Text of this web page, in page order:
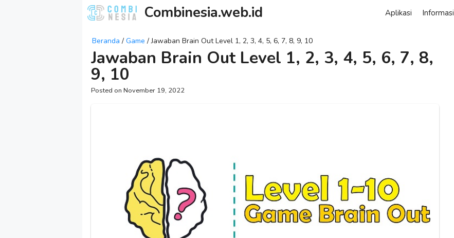
Combinesia.web.id Aplikasi Informasi
Beranda / Game /Jawaban Brain Out Level 1, 2, 3, 4, 5, 6, 7, 8, 9, 10
Jawaban Brain Out Level 1, 2, 3, 4, 5, 6, 7, 8,
9, 10
November 19, 2022